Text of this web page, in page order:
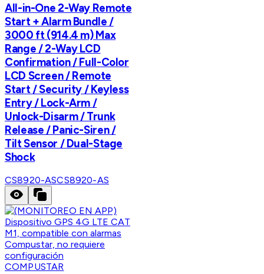
All-in-One 2-Way Remote
Start + Alarm Bundle /
3000 ft (914.4 m) Max
Range / 2-Way LCD
Confirmation / Full-Color
LCD Screen / Remote
Start / Security / Keyless
Entry / Lock-Arm /
Unlock-Disarm / Trunk
Release / Panic-Siren /
Tilt Sensor / Dual-Stage
Shock
CS8920-ASCS8920-AS
COMPUSTAR